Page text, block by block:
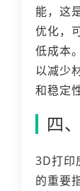
能，这
优化，
低成本
以减少
和稳定
四
3D打印
的重要